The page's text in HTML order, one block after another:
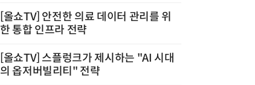
[올쇼TV] 안전한 의료 데이터 관리를 위
한 통합 인프라 전략
[올쇼TV] 스플렁크가 제시하는 "AI 시대
의 옵저버빌리티" 전략